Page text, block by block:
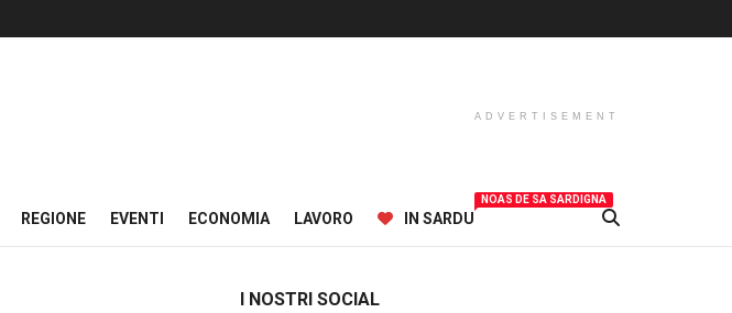
ADVERTISEMENT
REGIONE EVENTI ECONOMIA LAVORO IN SARDU
NOAS DE SA SARDIGNA
I NOSTRI SOCIAL